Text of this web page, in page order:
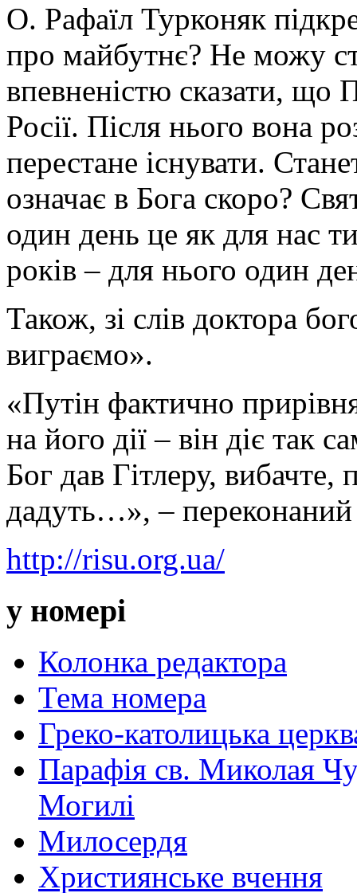
О. Рафаїл Турконяк
про майбутнє? Не можу
впевненістю сказати, що
Росії. Після нього вона
перестане існувати.
означає в Бога скоро?
один день це як для нас
років – для нього один
Також, зі слів доктора
виграємо».
«Путін фактично
на його дії – він діє так
Бог дав Гітлеру, вибачте,
дадуть…», –
http://risu.org.ua/
у номері
Колонка редактора
Тема номера
Греко-католицька
Парафія св. Миколая
Могилі
Милосердя
Християнське вчення